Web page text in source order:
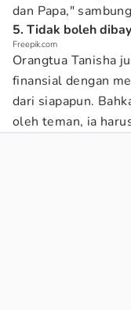
dan Papa,"
5. Tidak boleh
Freepik.com
Orangtua Tanisha
finansial dengan
dari siapapun.
oleh teman, ia